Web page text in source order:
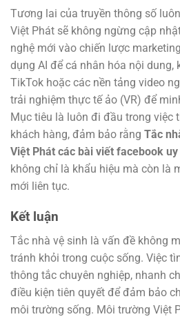
Tương lai của truyền thông số
Việt Phát sẽ không ngừng cập
nghệ mới vào chiến lược
dụng AI để cá nhân hóa nội dung,
TikTok hoặc các nền tảng video
trải nghiệm thực tế ảo (VR) để
Mục tiêu là luôn đi đầu trong việc
khách hàng, đảm bảo rằng Tắc
Việt Phát các bài viết facebook
không chỉ là khẩu hiệu mà còn là
mới liên tục.
Kết luận
Tắc nhà vệ sinh là vấn đề không
tránh khỏi trong cuộc sống. Việc
thông tắc chuyên nghiệp, nhanh
điều kiện tiên quyết để đảm bảo
môi trường sống. Môi trường Việt